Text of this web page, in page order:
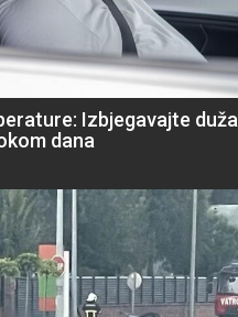
Izbjegavajte duža
dana